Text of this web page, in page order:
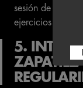
sesión de
ejercicios puede
5.